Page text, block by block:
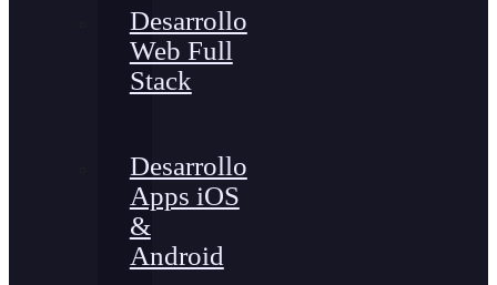
Desarrollo
Web Full
Stack
Desarrollo
Apps iOS
&
Android